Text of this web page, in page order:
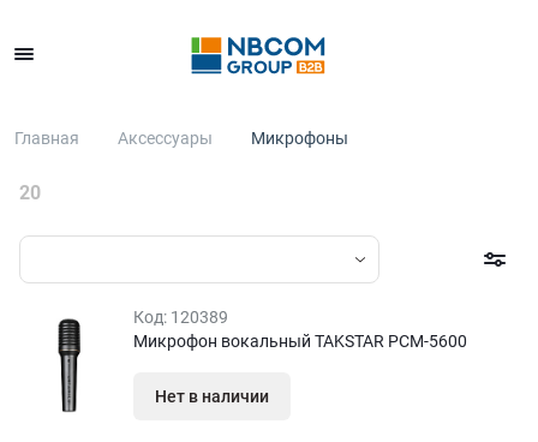
Главная Аксессуары Микрофоны
20
Код: 120389
Микрофон вокальный TAKSTAR PCM-5600
Нет в наличии